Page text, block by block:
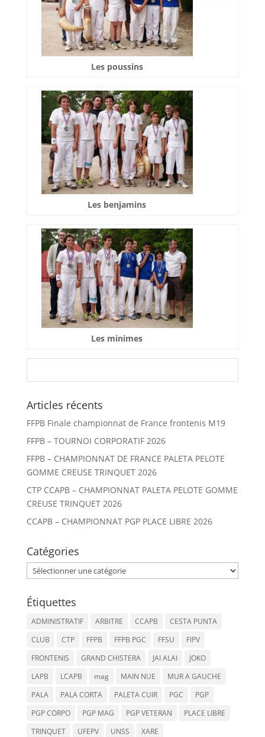
Les poussins
Les benjamins
Les minimes
Articles récents
FFPB Finale championnat de France frontenis M19
FFPB – TOURNOI CORPORATIF 2026
FFPB – CHAMPIONNAT DE FRANCE PALETA PELOTE
GOMME CREUSE TRINQUET 2026
CTP CCAPB – CHAMPIONNAT PALETA PELOTE GOMME
CREUSE TRINQUET 2026
CCAPB – CHAMPIONNAT PGP PLACE LIBRE 2026
Catégories
Catégories
Étiquettes
ADMINISTRATIF ARBITRE CCAPB
CESTA PUNTA
CLUB
CTP FFPB FFPB PGC FFSU
FIPV
FRONTENIS
GRAND CHISTERA JAI ALAI
JOKO
LAPB
LCAPB mag MAIN NUE
MUR A GAUCHE
PALA
PALA CORTA PALETA CUIR PGC
PGP
PGP CORPO
PGP MAG PGP VETERAN
PLACE LIBRE
TRINQUET
UFEPV UNSS XARE